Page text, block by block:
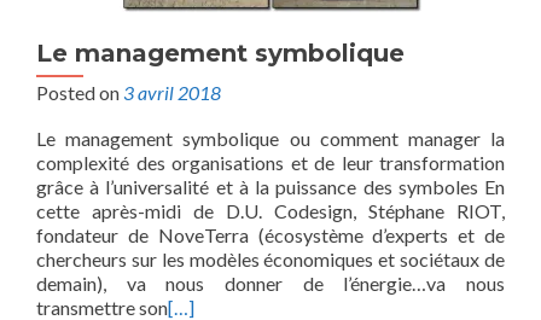
Le management symbolique
Posted on 3 avril 2018
Le management symbolique ou comment manager la
complexité des organisations et de leur transformation
grâce à l’universalité et à la puissance des symboles En
cette après-midi de D.U. Codesign, Stéphane RIOT,
fondateur de NoveTerra (écosystème d’experts et de
chercheurs sur les modèles économiques et sociétaux de
demain), va nous donner de l’énergie…va nous
transmettre son[…]